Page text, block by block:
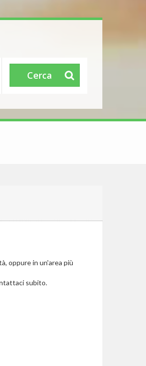
Cerca
oppure in un'area più
subito.